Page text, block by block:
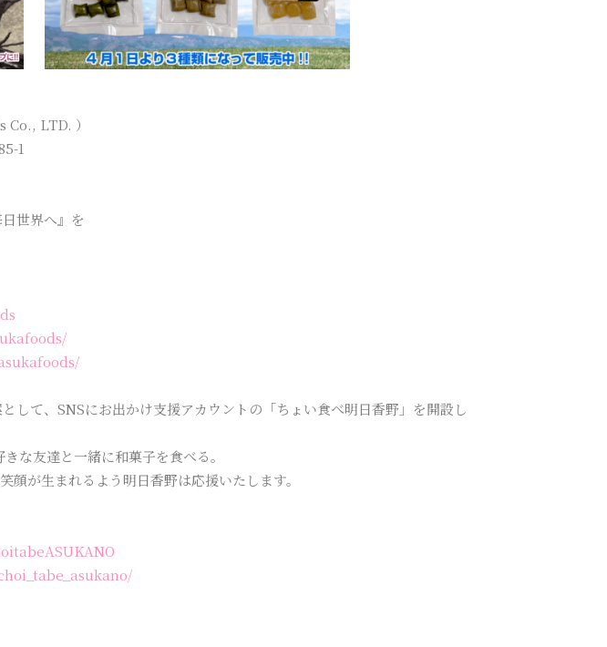
LTD. ）
1
世界へ』を
して、SNSにお出かけ支援アカウントの「ちょい食べ明日香野」を開設し
な友達と一緒に和菓子を食べる。
顔が生まれるよう明日香野は応援いたします。